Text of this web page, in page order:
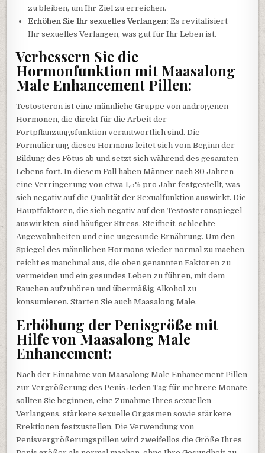
zu bleiben, um Ihr Ziel zu erreichen.
Erhöhen Sie Ihr sexuelles Verlangen: Es revitalisiert
Ihr sexuelles Verlangen, was gut für Ihr Leben ist.
Verbessern Sie die
Hormonfunktion mit Maasalong
Male Enhancement Pillen:
Testosteron ist eine männliche Gruppe von androgenen
Hormonen, die direkt für die Arbeit der
Fortpflanzungsfunktion verantwortlich sind. Die
Formulierung dieses Hormons leitet sich vom Beginn der
Bildung des Fötus ab und setzt sich während des gesamten
Lebens fort. In diesem Fall haben Männer nach 30 Jahren
eine Verringerung von etwa 1,5% pro Jahr festgestellt, was
sich negativ auf die Qualität der Sexualfunktion auswirkt. Die
Hauptfaktoren, die sich negativ auf den Testosteronspiegel
auswirkten, sind häufiger Stress, Steifheit, schlechte
Angewohnheiten und eine ungesunde Ernährung. Um den
Spiegel des männlichen Hormons wieder normal zu machen,
reicht es manchmal aus, die oben genannten Faktoren zu
vermeiden und ein gesundes Leben zu führen, mit dem
Rauchen aufzuhören und übermäßig Alkohol zu
konsumieren. Starten Sie auch Maasalong Male.
Erhöhung der Penisgröße mit
Hilfe von Maasalong Male
Enhancement:
Nach der Einnahme von Maasalong Male Enhancement Pillen
zur Vergrößerung des Penis Jeden Tag für mehrere Monate
sollten Sie beginnen, eine Zunahme Ihres sexuellen
Verlangens, stärkere sexuelle Orgasmen sowie stärkere
Erektionen festzustellen. Die Verwendung von
Penisvergrößerungspillen wird zweifellos die Größe Ihres